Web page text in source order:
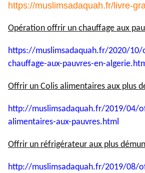
https://muslimsadaquah.fr/ livre-
Opération offrir un chauffage aux
https://muslimsadaquah.fr/2020/10/
chauffage-aux-pauvres-en-
Offrir un Colis alimentaires aux plus
http://muslimsadaquah.fr/2019/04/
alimentaires-aux-pauvres.html
Offrir un réfrigérateur aux plus
http://muslimsadaquah.fr/2019/08/